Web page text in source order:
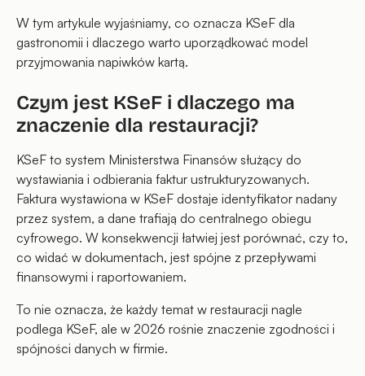
W tym artykule wyjaśniamy, co oznacza KSeF dla
gastronomii i dlaczego warto uporządkować model
przyjmowania napiwków kartą.
Czym jest KSeF i dlaczego ma
znaczenie dla restauracji?
KSeF to system Ministerstwa Finansów służący do
wystawiania i odbierania faktur ustrukturyzowanych.
Faktura wystawiona w KSeF dostaje identyfikator nadany
przez system, a dane trafiają do centralnego obiegu
cyfrowego. W konsekwencji łatwiej jest porównać, czy to,
co widać w dokumentach, jest spójne z przepływami
finansowymi i raportowaniem.
To nie oznacza, że każdy temat w restauracji nagle
podlega KSeF, ale w 2026 rośnie znaczenie zgodności i
spójności danych w firmie.